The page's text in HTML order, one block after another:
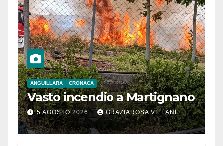
ANGUILLARA CRONACA
Vasto incendio a Martignano
5 AGOSTO 2026 GRAZIAROSA VILLANI